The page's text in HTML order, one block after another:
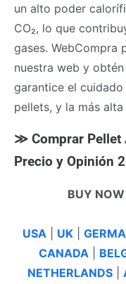
un alto poder
CO₂, lo que
gases. WebCompra
nuestra web y
garantice el
pellets, y la más
≫ Comprar Pellet
Precio y Opinión
BUY
USA UK|
CANADA
NETHERLANDS